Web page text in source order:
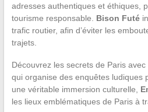
adresses authentiques et éthiques,
tourisme responsable. Bison Futé
trafic routier, afin d’éviter les
trajets.
Découvrez les secrets de Paris avec
qui organise des enquêtes ludiques
une véritable immersion culturelle,
les lieux emblématiques de Paris à